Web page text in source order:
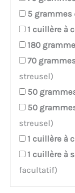
5 grammes
1 cuillère à
180
70
streusel)
50
50
streusel)
1 cuillère à
1 cuillère à
facultatif)